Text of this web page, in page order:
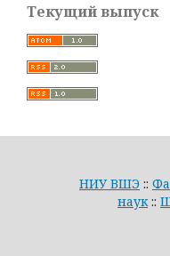
Текущий выпуск
НИУ ВШЭ ::
наук ::